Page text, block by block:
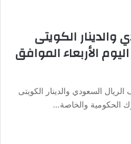
الكويتى
الأربعاء الموافق
السعودي والدينار الكويتى
الحكومية والخاصة…